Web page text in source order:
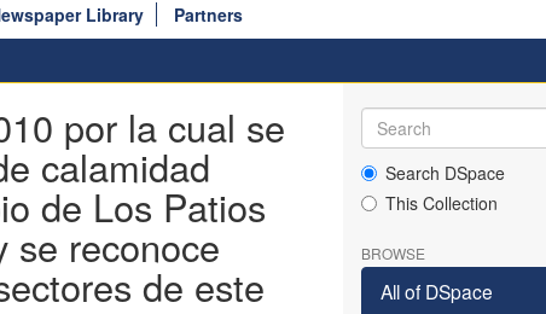
Library
Partners
por la cual se
calamidad
de Los Patios
se reconoce
de este
Search DSpace
This Collection
BROWSE
All of DSpace